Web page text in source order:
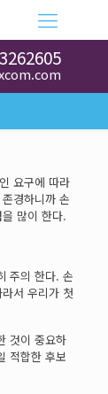
요구에 따라
경하니까 손
많이 한다.
주의 한다. 손
서 우리가 첫
것이 중요하
적합한 후보